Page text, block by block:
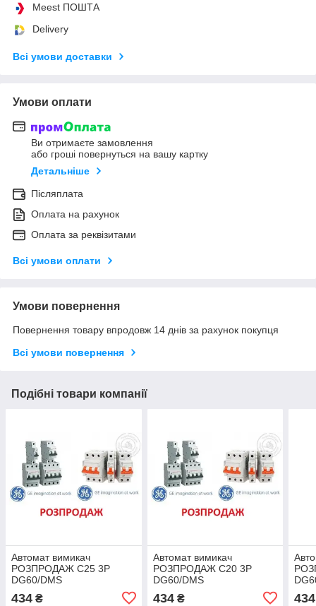
Meest ПОШТА
Delivery
Всі умови доставки
Умови оплати
Ви отримаєте замовлення
або гроші повернуться на вашу картку
Детальніше
Післяплата
Оплата на рахунок
Оплата за реквізитами
Всі умови оплати
Умови повернення
Повернення товару впродовж 14 днів за рахунок покупця
Всі умови повернення
Подібні товари компанії
Автомат вимикач
РОЗПРОДАЖ C25 3P
DG60/DMS
434 ₴
Автомат вимикач
РОЗПРОДАЖ C20 3P
DG60/DMS
434₴ 434